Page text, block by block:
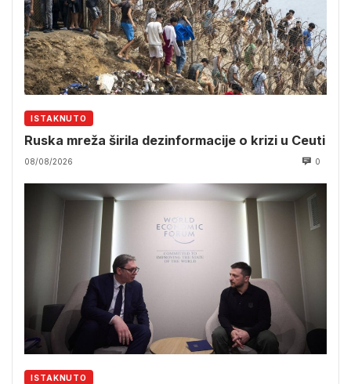
ISTAKNUTO
Ruska mreža širila dezinformacije o krizi u Ceuti
08/08/2026 0
ISTAKNUTO